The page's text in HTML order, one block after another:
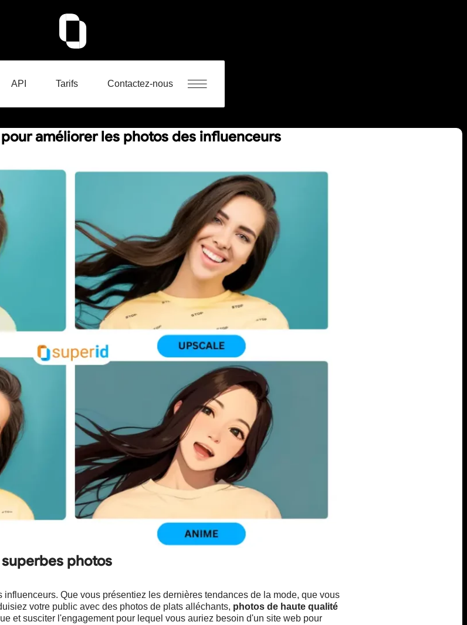
API Tarifs Contactez-nous
améliorer les photos des influenceurs
photos
Que vous présentiez les dernières tendances de la mode, que vous
votre public avec des photos de plats alléchants, photos de haute qualité
et susciter l'engagement pour lequel vous auriez besoin d'un site web pour